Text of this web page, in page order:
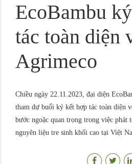
EcoBambu
tác toàn diện
Agrimeco
Chiều ngày 22.11.2023, đại diện
tham dự buổi ký kết hợp tác toàn diện
bước ngoặc quan trọng trong việc phát
nguyên liệu tre sinh khối cao tại Việt